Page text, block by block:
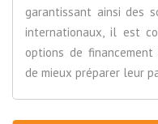
garantissant ainsi des
internationaux, il est
options de financement
de mieux préparer leur